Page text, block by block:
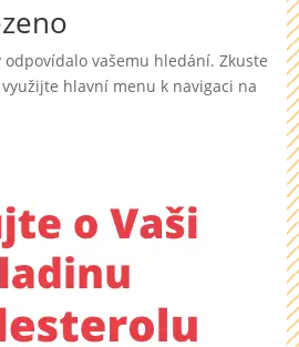
vašemu hledání. Zkuste
hlavní menu k navigaci na